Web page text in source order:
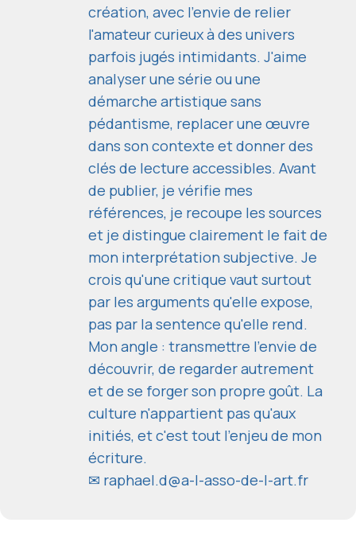
création, avec l'envie de relier
l'amateur curieux à des univers
parfois jugés intimidants. J'aime
analyser une série ou une
démarche artistique sans
pédantisme, replacer une œuvre
dans son contexte et donner des
clés de lecture accessibles. Avant
de publier, je vérifie mes
références, je recoupe les sources
et je distingue clairement le fait de
mon interprétation subjective. Je
crois qu'une critique vaut surtout
par les arguments qu'elle expose,
pas par la sentence qu'elle rend.
Mon angle : transmettre l'envie de
découvrir, de regarder autrement
et de se forger son propre goût. La
culture n'appartient pas qu'aux
initiés, et c'est tout l'enjeu de mon
écriture.
✉ raphael.d@a-l-asso-de-l-art.fr